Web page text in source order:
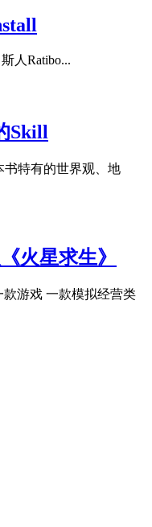
人Ratibo...
Skill
书特有的世界观、地
火星求生》
游戏 一款模拟经营类